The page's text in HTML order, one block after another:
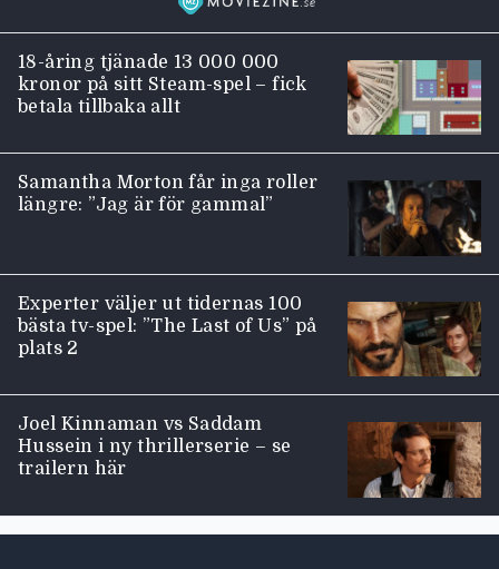
18-åring tjänade 13 000 000
kronor på sitt Steam-spel – fick
betala tillbaka allt
Samantha Morton får inga roller
längre: ”Jag är för gammal”
Experter väljer ut tidernas 100
bästa tv-spel: ”The Last of Us” på
plats 2
Joel Kinnaman vs Saddam
Hussein i ny thrillerserie – se
trailern här